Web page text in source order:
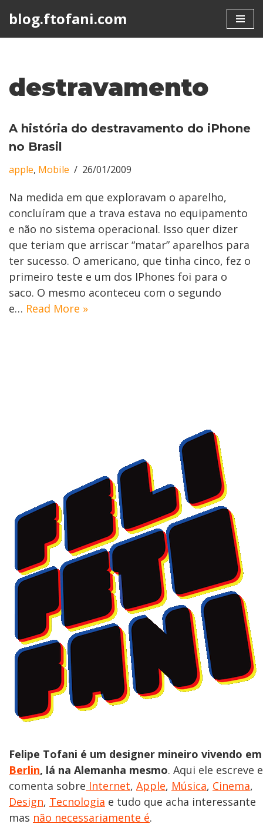
blog.ftofani.com
destravamento
A história do destravamento do iPhone
no Brasil
apple, Mobile 26/01/2009
Na medida em que exploravam o aparelho,
concluíram que a trava estava no equipamento
e não no sistema operacional. Isso quer dizer
que teriam que arriscar “matar” aparelhos para
ter sucesso. O americano, que tinha cinco, fez o
primeiro teste e um dos IPhones foi para o
saco. O mesmo aconteceu com o segundo
e… Read More »
Felipe Tofani é um designer mineiro vivendo em
Berlin, lá na Alemanha mesmo. Aqui ele escreve e
comenta sobre Internet, Apple, Música, Cinema,
Design, Tecnologia e tudo que acha interessante
mas não necessariamente é.